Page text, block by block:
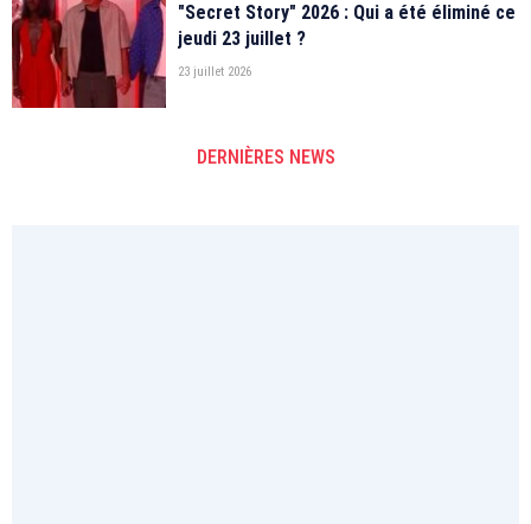
"Secret Story" 2026 : Qui a été éliminé ce
jeudi 23 juillet ?
23 juillet 2026
DERNIÈRES NEWS